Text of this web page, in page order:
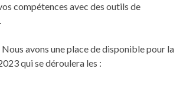
compétences avec des outils de
avons une place de disponible pour la
qui se déroulera les :